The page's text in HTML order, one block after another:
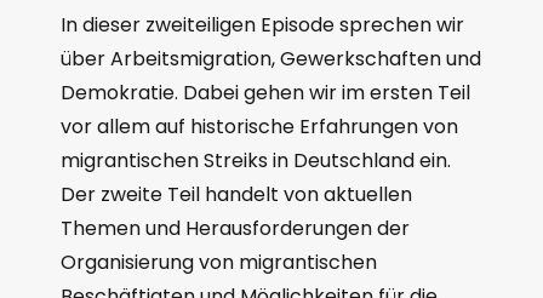
In dieser zweiteiligen Episode sprechen wir
über Arbeitsmigration, Gewerkschaften und
Demokratie. Dabei gehen wir im ersten Teil
vor allem auf historische Erfahrungen von
migrantischen Streiks in Deutschland ein.
Der zweite Teil handelt von aktuellen
Themen und Herausforderungen der
Organisierung von migrantischen